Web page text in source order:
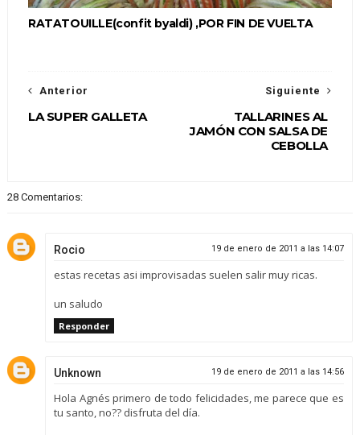
RATATOUILLE(confit byaldi) ,POR FIN DE VUELTA
Siguiente
TALLARINES AL
JAMÓN CON SALSA DE
CEBOLLA
Anterior
LA SUPER GALLETA
28 Comentarios:
Rocio 19 de enero de 2011 a las 14:07
estas recetas asi improvisadas suelen salir muy ricas.
un saludo
Responder
Unknown 19 de enero de 2011 a las 14:56
Hola Agnés primero de todo felicidades, me parece que es
tu santo, no?? disfruta del día.